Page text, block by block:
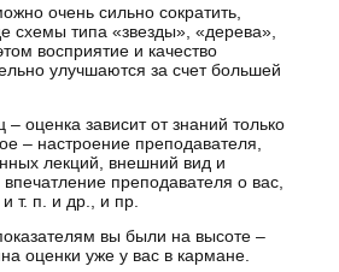
очень сильно сократить,
схемы типа «звезды», «дерева»,
восприятие и качество
улучшаются за счет большей
оценка зависит от знаний только
– настроение преподавателя,
лекций, внешний вид и
преподавателя о вас,
т. п. и др., и пр.
вы были на высоте –
оценки уже у вас в кармане.